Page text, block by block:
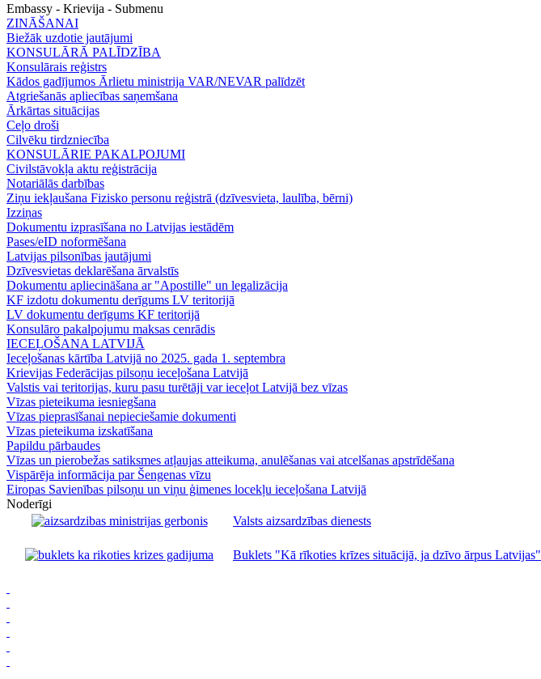
Embassy - Krievija - Submenu
ZINĀŠANAI
Biežāk uzdotie jautājumi
KONSULĀRĀ PALĪDZĪBA
Konsulārais reģistrs
Kādos gadījumos Ārlietu ministrija VAR/NEVAR palīdzēt
Atgriešanās apliecības saņemšana
Ārkārtas situācijas
Ceļo droši
Cilvēku tirdzniecība
KONSULĀRIE PAKALPOJUMI
Civilstāvokļa aktu reģistrācija
Notariālās darbības
Ziņu iekļaušana Fizisko personu reģistrā (dzīvesvieta, laulība, bērni)
Izziņas
Dokumentu izprasīšana no Latvijas iestādēm
Pases/eID noformēšana
Latvijas pilsonības jautājumi
Dzīvesvietas deklarēšana ārvalstīs
Dokumentu apliecināšana ar "Apostille" un legalizācija
KF izdotu dokumentu derīgums LV teritorijā
LV dokumentu derīgums KF teritorijā
Konsulāro pakalpojumu maksas cenrādis
IECEĻOŠANA LATVIJĀ
Ieceļošanas kārtība Latvijā no 2025. gada 1. septembra
Krievijas Federācijas pilsoņu ieceļošana Latvijā
Valstis vai teritorijas, kuru pasu turētāji var ieceļot Latvijā bez vīzas
Vīzas pieteikuma iesniegšana
Vīzas pieprasīšanai nepieciešamie dokumenti
Vīzas pieteikuma izskatīšana
Papildu pārbaudes
Vīzas un pierobežas satiksmes atļaujas atteikuma, anulēšanas vai atcelšanas apstrīdēšana
Vispārēja informācija par Šengenas vīzu
Eiropas Savienības pilsoņu un viņu ģimenes locekļu ieceļošana Latvijā
Noderīgi
Valsts aizsardzības dienests
Buklets "Kā rīkoties krīzes situācijā, ja dzīvo ārpus Latvijas"